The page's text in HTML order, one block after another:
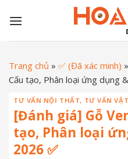
Trang chủ » ✅ (Đã xác minh) »
Cấu tạo, Phân loại ứng dụng
TƯ VẤN NỘI THẤT, TƯ VẤN
[Đánh giá] Gỗ
tạo, Phân loại
2026 ✅